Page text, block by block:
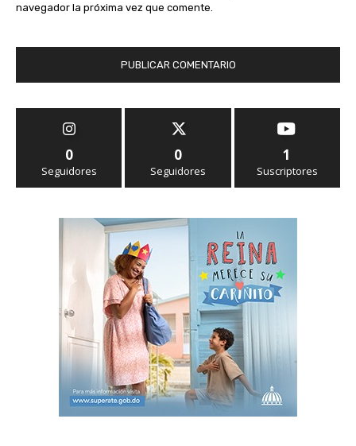
navegador la próxima vez que comente.
0
Seguidores
0
Seguidores
1
Suscriptores